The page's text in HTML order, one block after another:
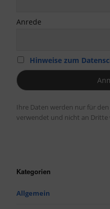
Anrede
Hinweise zum
Ihre Daten werden nur für
verwendet und nicht an Dritte
Kategorien
Allgemein